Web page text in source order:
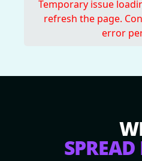
Temporary issue
refresh the page.
error